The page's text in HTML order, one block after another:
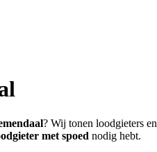
? Wij tonen loodgieters
met spoed nodig hebt.